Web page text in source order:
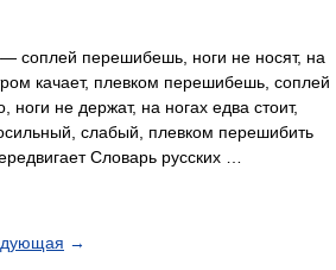
— соплей перешибешь, ноги не носят, на
качает, плевком перешибешь, соплей
не держат, на ногах едва стоит,
слабый, плевком перешибить
Словарь русских …
→